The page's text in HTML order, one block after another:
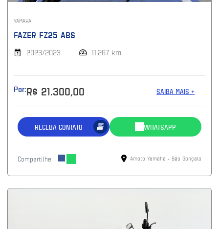
YAMAHA
FAZER FZ25 ABS
2023/2023 11.267 km
Por:R$ 21.300,00 SAIBA MAIS +
RECEBA CONTATO WHATSAPP
Compartilhe: Amoto Yamaha - São Gonçalo